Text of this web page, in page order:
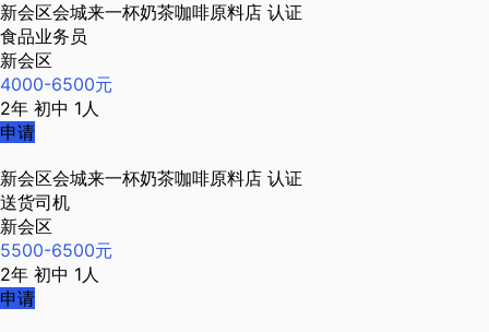
新会区会城来一杯奶茶咖啡原料店 认证
食品业务员
新会区
4000-6500元
2年 初中 1人
申请
新会区会城来一杯奶茶咖啡原料店 认证
送货司机
新会区
5500-6500元
2年 初中 1人
申请